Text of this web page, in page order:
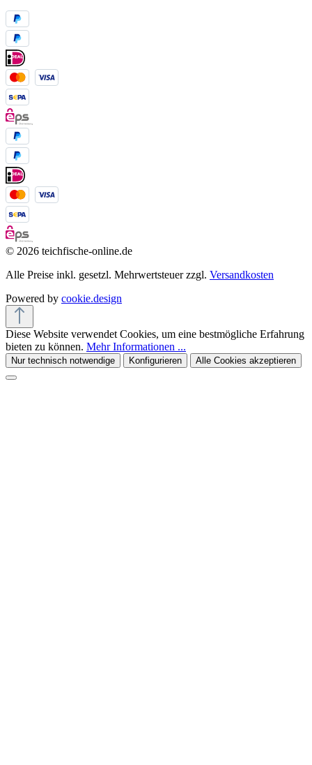
© 2026 teichfische-online.de
Alle Preise inkl. gesetzl. Mehrwertsteuer zzgl. Versandkosten
Powered by cookie.design
Diese Website verwendet Cookies, um eine bestmögliche Erfahrung
bieten zu können. Mehr Informationen ...
Nur technisch notwendige Konfigurieren Alle Cookies akzeptieren